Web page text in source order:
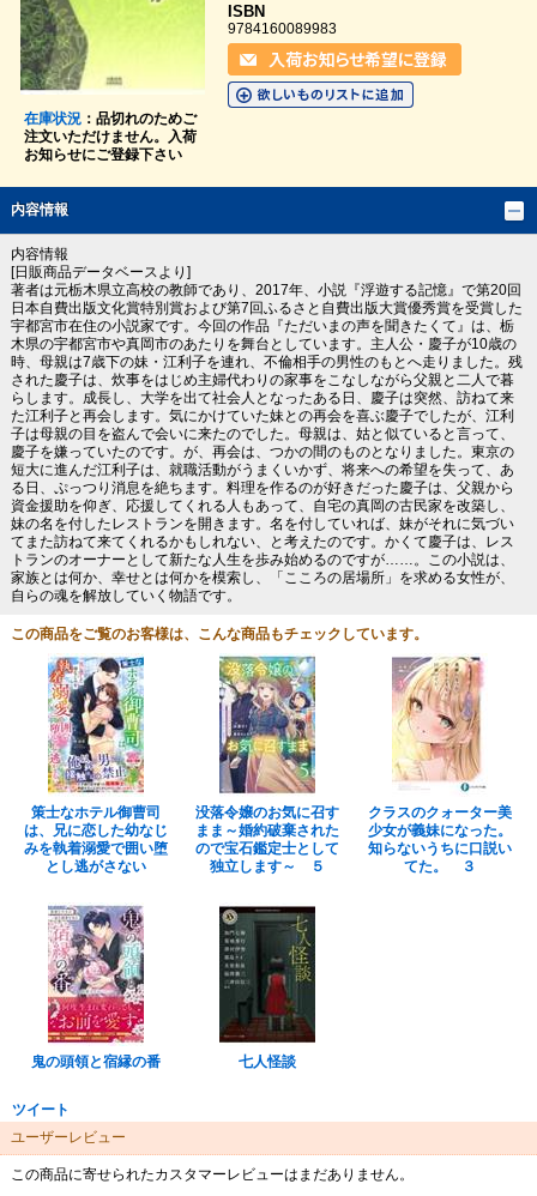
在庫状況：品切れのためご
注文いただけません。入荷
お知らせにご登録下さい
ISBN
9784160089983
内容情報
内容情報
[日販商品データベースより]
著者は元栃木県立高校の教師であり、2017年、小説『浮遊する記憶』で第20回
日本自費出版文化賞特別賞および第7回ふるさと自費出版大賞優秀賞を受賞した
宇都宮市在住の小説家です。今回の作品『ただいまの声を聞きたくて』は、栃
木県の宇都宮市や真岡市のあたりを舞台としています。主人公・慶子が10歳の
時、母親は7歳下の妹・江利子を連れ、不倫相手の男性のもとへ走りました。残
された慶子は、炊事をはじめ主婦代わりの家事をこなしながら父親と二人で暮
らします。成長し、大学を出て社会人となったある日、慶子は突然、訪ねて来
た江利子と再会します。気にかけていた妹との再会を喜ぶ慶子でしたが、江利
子は母親の目を盗んで会いに来たのでした。母親は、姑と似ていると言って、
慶子を嫌っていたのです。が、再会は、つかの間のものとなりました。東京の
短大に進んだ江利子は、就職活動がうまくいかず、将来への希望を失って、あ
る日、ぷっつり消息を絶ちます。料理を作るのが好きだった慶子は、父親から
資金援助を仰ぎ、応援してくれる人もあって、自宅の真岡の古民家を改築し、
妹の名を付したレストランを開きます。名を付していれば、妹がそれに気づい
てまた訪ねて来てくれるかもしれない、と考えたのです。かくて慶子は、レス
トランのオーナーとして新たな人生を歩み始めるのですが……。この小説は、
家族とは何か、幸せとは何かを模索し、「こころの居場所」を求める女性が、
自らの魂を解放していく物語です。
この商品をご覧のお客様は、こんな商品もチェックしています。
策士なホテル御曹司
は、兄に恋した幼なじ
みを執着溺愛で囲い堕
とし逃がさない
没落令嬢のお気に召す
まま～婚約破棄された
ので宝石鑑定士として
独立します～ ５
クラスのクォーター美
少女が義妹になった。
知らないうちに口説い
てた。 ３
鬼の頭領と宿縁の番 七人怪談
ツイート
ユーザーレビュー
この商品に寄せられたカスタマーレビューはまだありません。